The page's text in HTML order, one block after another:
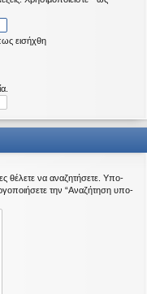
εισήχθη
θέλετε να αναζητήσετε. Υπο-
την “Αναζήτηση υπο-